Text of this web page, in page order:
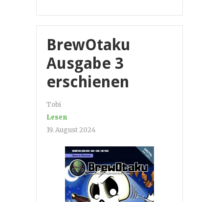
BrewOtaku
Ausgabe 3
erschienen
Tobi
Lesen
19. August 2024